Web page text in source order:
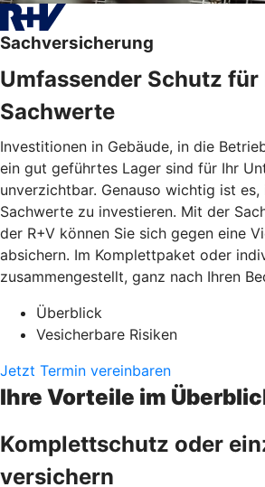
Sachversicherung
Umfassender Schutz für
Sachwerte
Investitionen in Gebäude, in die
ein gut geführtes Lager sind für Ihr
unverzichtbar. Genauso wichtig ist
Sachwerte zu investieren. Mit der
der R+V können Sie sich gegen eine
absichern. Im Komplettpaket oder
zusammengestellt, ganz nach Ihren
Überblick
Vesicherbare Risiken
Jetzt Termin vereinbaren
Ihre Vorteile im
Komplettschutz oder
versichern